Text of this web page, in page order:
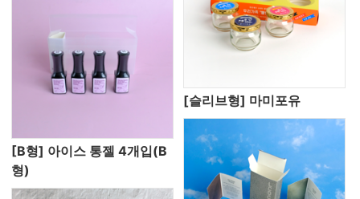
[B형] 아이스 통젤 4개입(B
형)
[슬리브형] 마미포유